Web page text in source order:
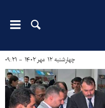
چهارشنبه ۱۲ مهر ۱۴۰۲ - ۰۹:۲۱